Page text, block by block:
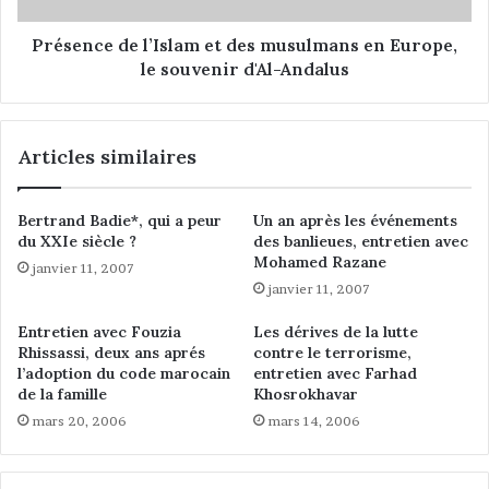
i
a
ç
s
d
u
l
t
e
u
s
u
d
l
e
t
d
m
u
s
u
m
a
Présence de l’Islam et des musulmans en Europe,
le souvenir d'Al-Andalus
Articles similaires
Bertrand Badie*, qui a peur
du XXIe siècle ?
janvier 11, 2007
Un an après les événements
des banlieues, entretien avec
Mohamed Razane
janvier 11, 2007
Entretien avec Fouzia
Rhissassi, deux ans aprés
l’adoption du code marocain
de la famille
mars 20, 2006
Les dérives de la lutte
contre le terrorisme,
entretien avec Farhad
Khosrokhavar
mars 14, 2006